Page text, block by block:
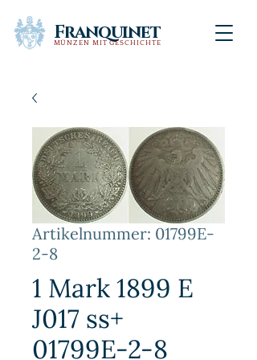
Franquinet
MÜNZEN MIT GESCHICHTE
Artikelnummer: 01799E-
2-8
1 Mark 1899 E
J017 ss+
01799E-2-8